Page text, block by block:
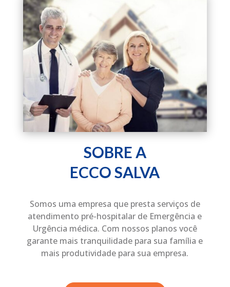
SOBRE A
ECCO SALVA
Somos uma empresa que presta serviços de
atendimento pré-hospitalar de Emergência e
Urgência médica. Com nossos planos você
garante mais tranquilidade para sua família e
mais produtividade para sua empresa.